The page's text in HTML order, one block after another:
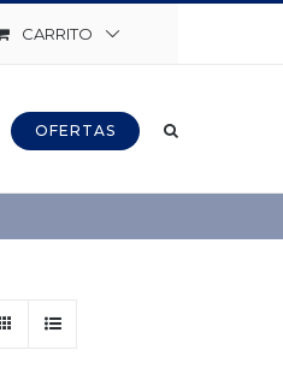
CARRITO
OFERTAS